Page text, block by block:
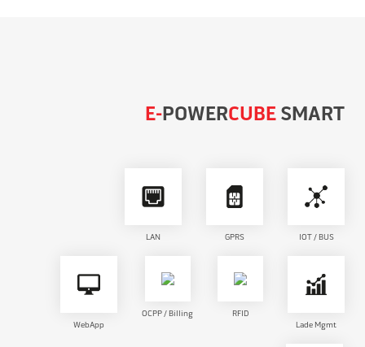
E-POWERCUBE SMART
LAN GPRS IOT / BUS
WebApp
OCPP / Billing
RFID
Lade Mgmt